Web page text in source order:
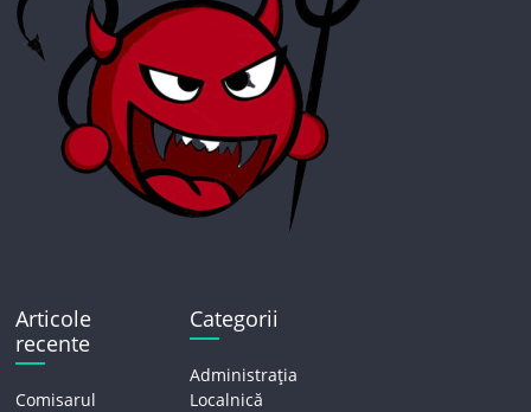
Articole
recente
Comisarul
Categorii
Administrația
Localnică